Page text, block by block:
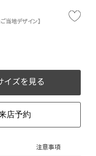
当地デザイン】
イズを見る
店予約
注意事項